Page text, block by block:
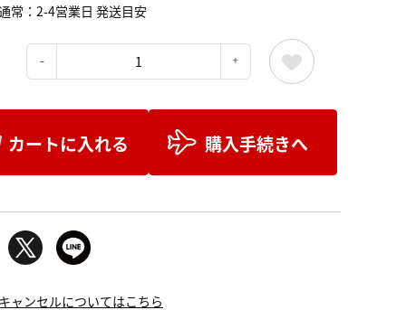
常：2-4営業日 発送目安
カートに入れる 購入手続きへ
ャンセルについてはこちら